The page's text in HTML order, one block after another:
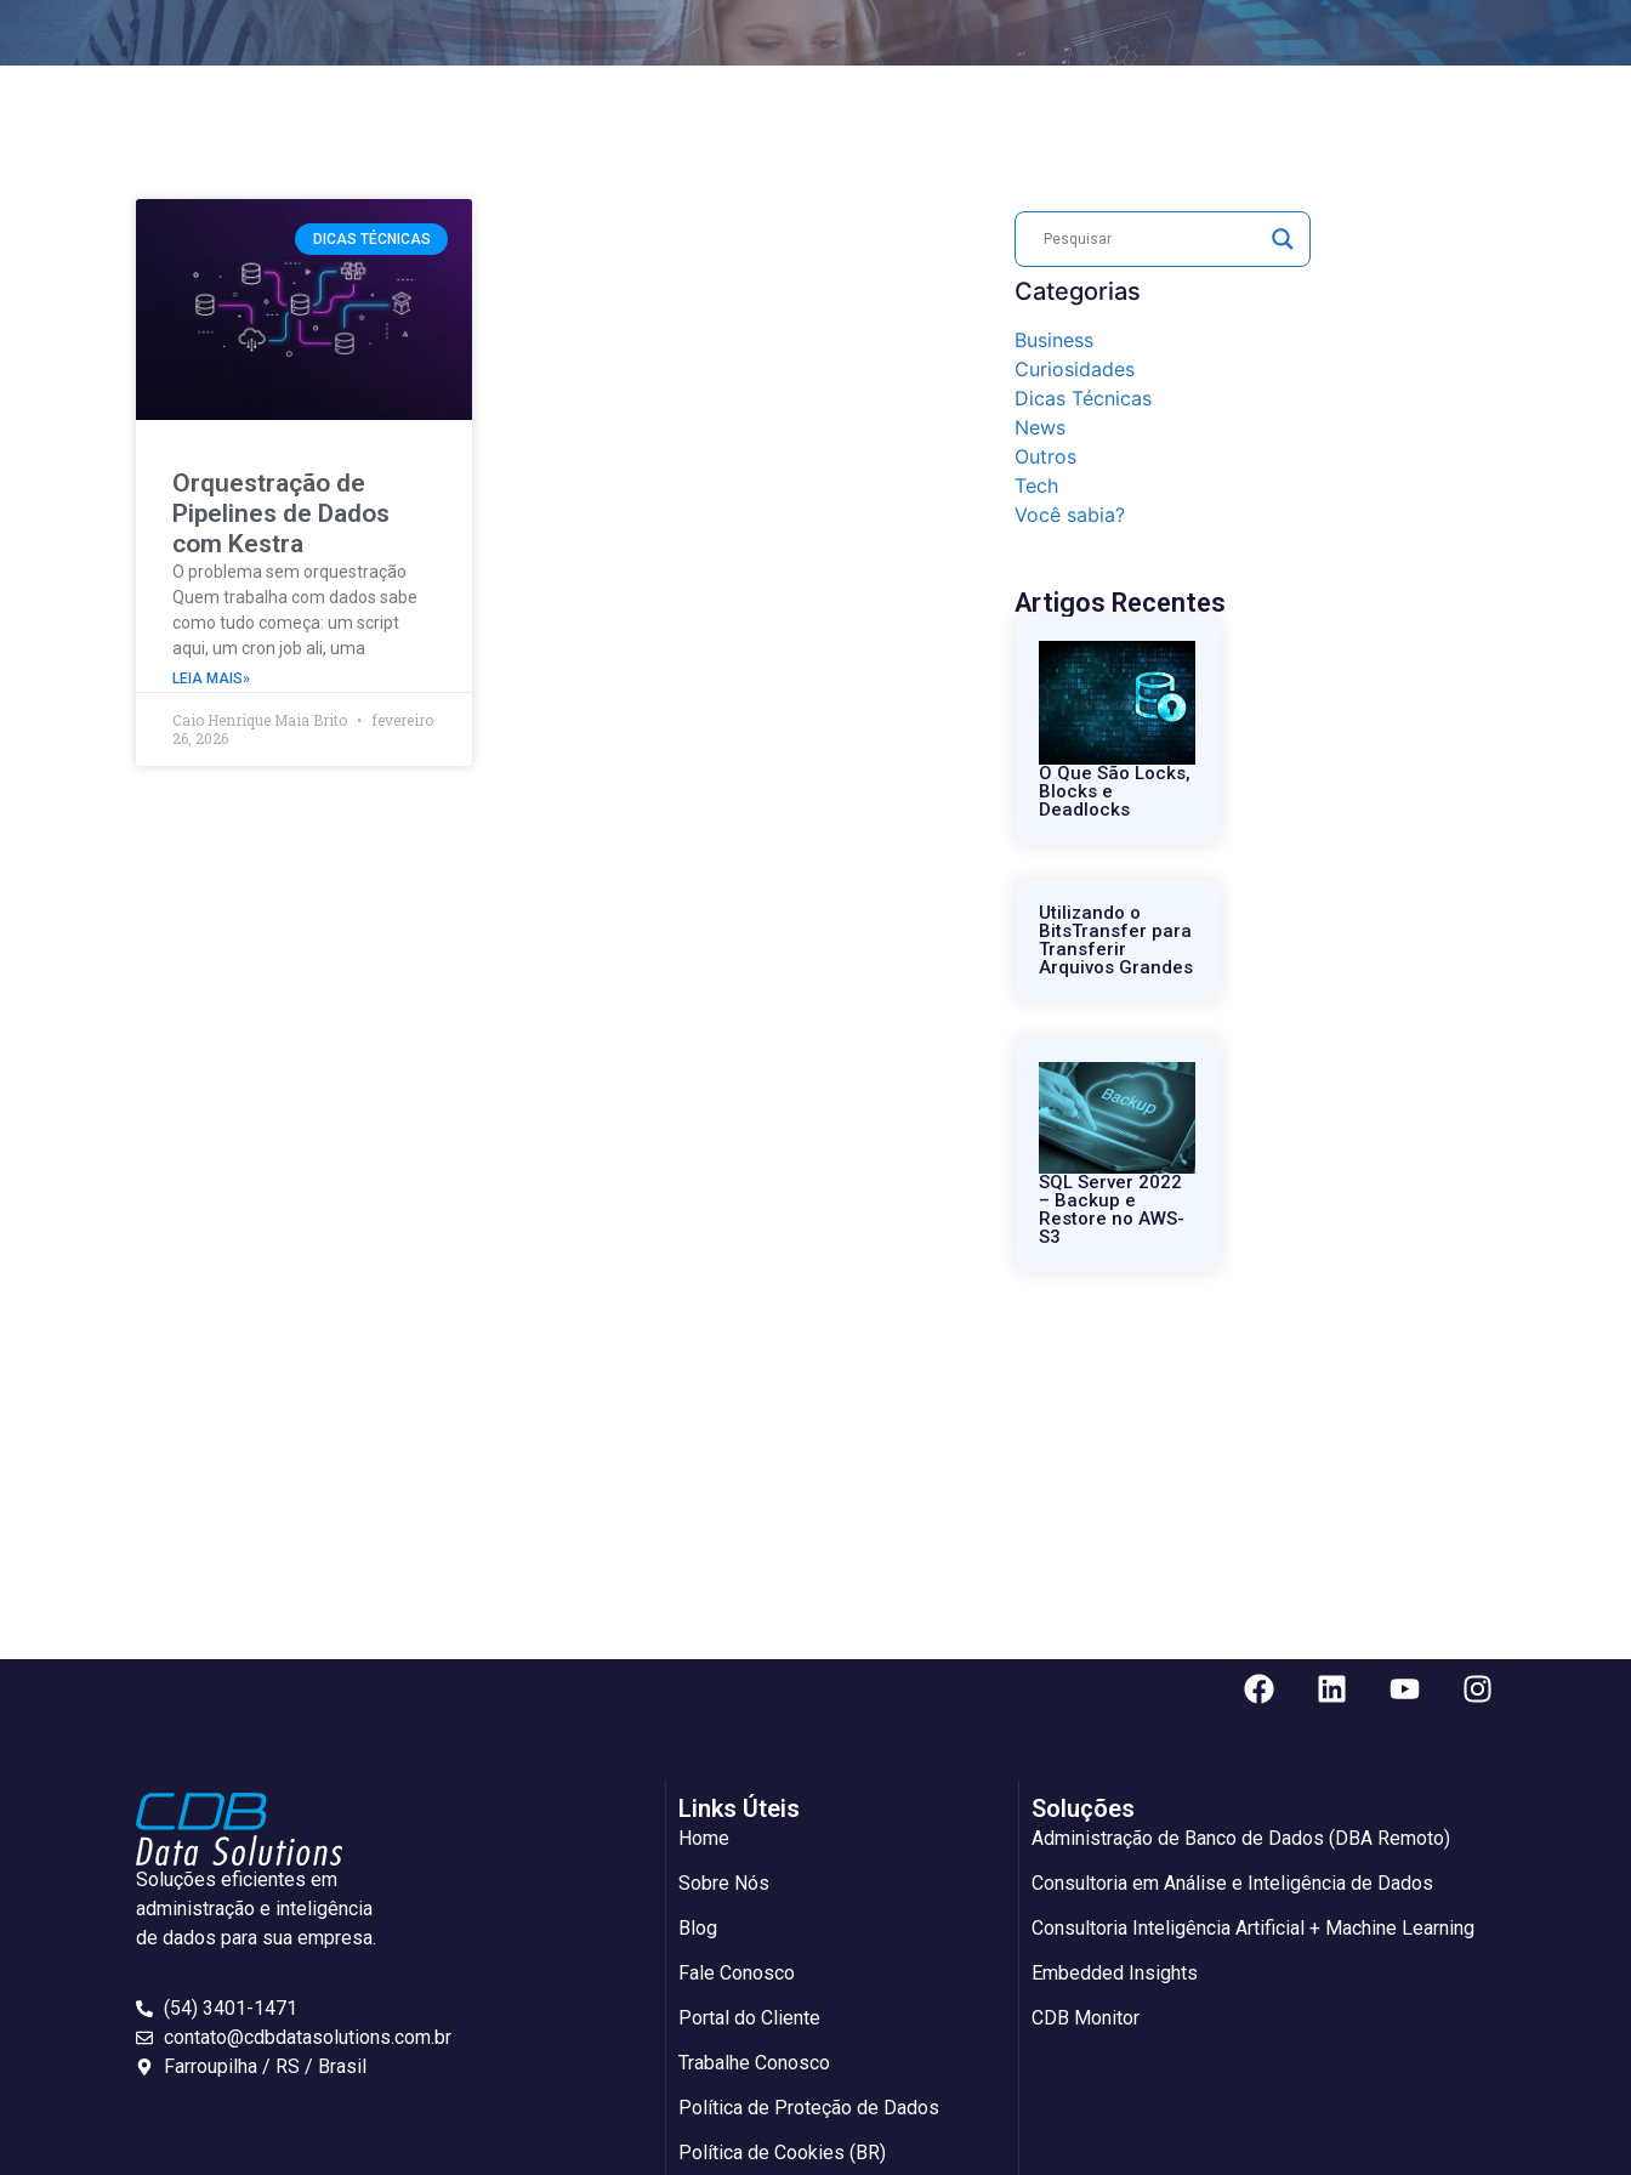
DICAS TÉCNICAS
Orquestração de
Pipelines de Dados
com Kestra
O problema sem orquestração
Quem trabalha com dados sabe
como tudo começa: um script
aqui, um cron job ali, uma
LEIA MAIS»
Caio Henrique Maia Brito
fevereiro
26, 2026
Categorias
Business
Curiosidades
Dicas Técnicas
News
Outros
Tech
Você sabia?
Artigos Recentes
O Que São Locks,
Blocks e
Deadlocks
Utilizando o
BitsTransfer para
Transferir
Arquivos Grandes
SQL Server 2022
– Backup e
Restore no AWS-
S3
Soluções eficientes em
administração e inteligência
de dados para sua empresa.
(54) 3401-1471
contato@cdbdatasolutions.com.br
Farroupilha / RS / Brasil
Links Úteis
Home
Sobre Nós
Blog
Fale Conosco
Portal do Cliente
Trabalhe Conosco
Política de Proteção de Dados
Política de Cookies (BR)
Soluções
Administração de Banco de Dados (DBA Remoto)
Consultoria em Análise e Inteligência de Dados
Consultoria Inteligência Artificial + Machine Learning
Embedded Insights
CDB Monitor